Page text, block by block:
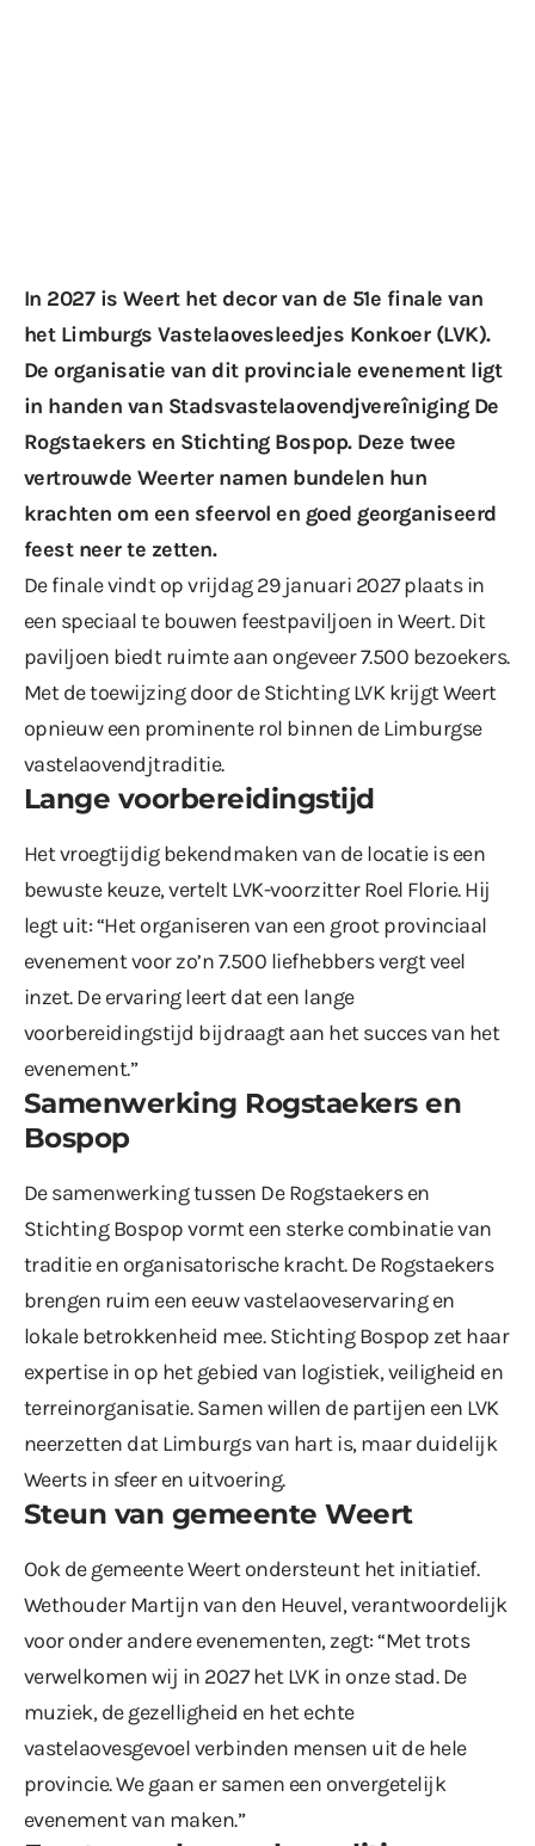
In 2027 is Weert het decor van de 51e finale van
het Limburgs Vastelaovesleedjes Konkoer (LVK).
De organisatie van dit provinciale evenement ligt
in handen van Stadsvastelaovendjvereîniging De
Rogstaekers en Stichting Bospop. Deze twee
vertrouwde Weerter namen bundelen hun
krachten om een sfeervol en goed georganiseerd
feest neer te zetten.
De finale vindt op vrijdag 29 januari 2027 plaats in
een speciaal te bouwen feestpaviljoen in Weert. Dit
paviljoen biedt ruimte aan ongeveer 7.500 bezoekers.
Met de toewijzing door de Stichting LVK krijgt Weert
opnieuw een prominente rol binnen de Limburgse
vastelaovendjtraditie.
Lange voorbereidingstijd
Het vroegtijdig bekendmaken van de locatie is een
bewuste keuze, vertelt LVK-voorzitter Roel Florie. Hij
legt uit: “Het organiseren van een groot provinciaal
evenement voor zo’n 7.500 liefhebbers vergt veel
inzet. De ervaring leert dat een lange
voorbereidingstijd bijdraagt aan het succes van het
evenement.”
Samenwerking Rogstaekers en
Bospop
De samenwerking tussen De Rogstaekers en
Stichting Bospop vormt een sterke combinatie van
traditie en organisatorische kracht. De Rogstaekers
brengen ruim een eeuw vastelaoveservaring en
lokale betrokkenheid mee. Stichting Bospop zet haar
expertise in op het gebied van logistiek, veiligheid en
terreinorganisatie. Samen willen de partijen een LVK
neerzetten dat Limburgs van hart is, maar duidelijk
Weerts in sfeer en uitvoering.
Steun van gemeente Weert
Ook de gemeente Weert ondersteunt het initiatief.
Wethouder Martijn van den Heuvel, verantwoordelijk
voor onder andere evenementen, zegt: “Met trots
verwelkomen wij in 2027 het LVK in onze stad. De
muziek, de gezelligheid en het echte
vastelaovesgevoel verbinden mensen uit de hele
provincie. We gaan er samen een onvergetelijk
evenement van maken.”